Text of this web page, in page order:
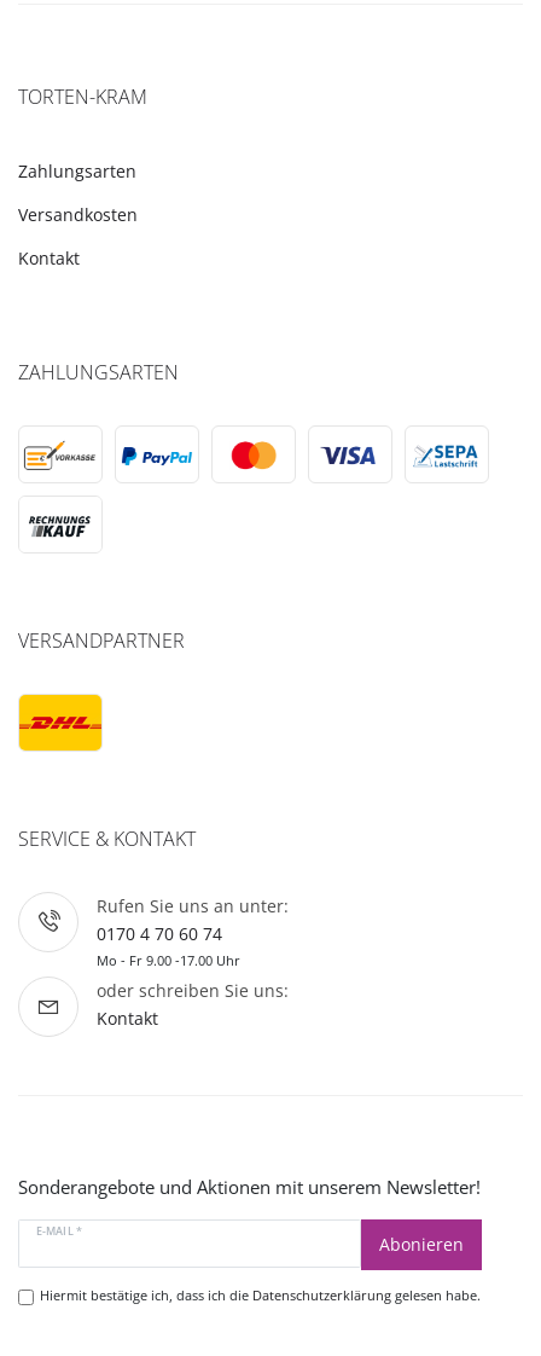
TORTEN-KRAM
Zahlungsarten
Versandkosten
Kontakt
ZAHLUNGSARTEN
VERSANDPARTNER
SERVICE & KONTAKT
Rufen Sie uns an unter:
0170 4 70 60 74
Mo - Fr 9.00 -17.00 Uhr
oder schreiben Sie uns:
Kontakt
Sonderangebote und Aktionen mit unserem Newsletter!
E-MAIL *
Abonieren
Hiermit bestätige ich, dass ich die Datenschutzerklärunggelesen habe.